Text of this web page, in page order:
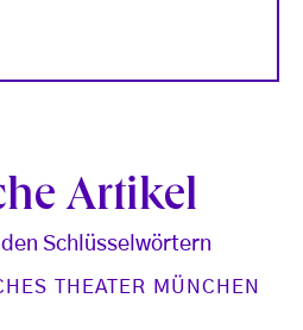
Artikel
Schlüsselwörtern
THEATER MÜNCHEN